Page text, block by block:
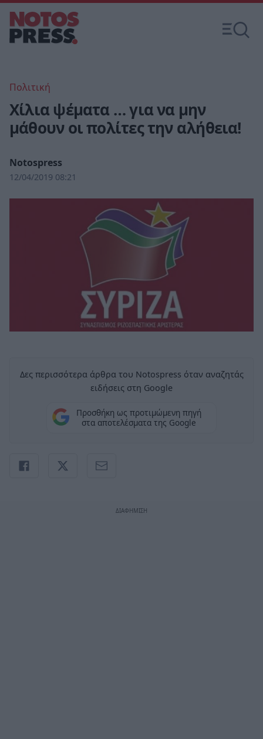
Πολιτική
Χίλια ψέματα … για να μην
μάθουν οι πολίτες την αλήθεια!
Notospress
12/04/2019 08:21
Δες περισσότερα άρθρα του Notospress όταν αναζητάς
ειδήσεις στη Google
Προσθήκη ως προτιμώμενη πηγή
στα αποτελέσματα της Google